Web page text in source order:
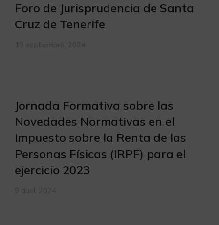
Foro de Jurisprudencia de Santa
Cruz de Tenerife
Jornada Formativa sobre las
Novedades Normativas en el
Impuesto sobre la Renta de las
Personas Físicas (IRPF) para el
ejercicio 2023